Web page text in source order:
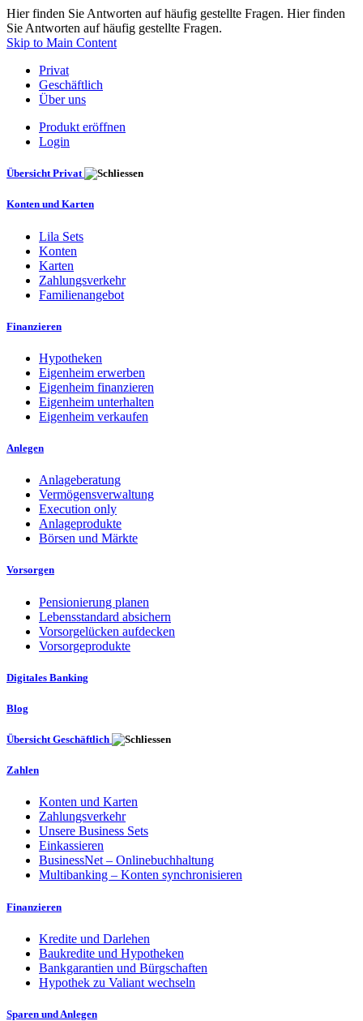
Hier finden Sie Antworten auf häufig gestellte Fragen. Hier finden
Sie Antworten auf häufig gestellte Fragen.
Skip to Main Content
Privat
Geschäftlich
Über uns
Produkt eröffnen
Login
Übersicht Privat
Konten und Karten
Lila Sets
Konten
Karten
Zahlungsverkehr
Familienangebot
Finanzieren
Hypotheken
Eigenheim erwerben
Eigenheim finanzieren
Eigenheim unterhalten
Eigenheim verkaufen
Anlegen
Anlageberatung
Vermögensverwaltung
Execution only
Anlageprodukte
Börsen und Märkte
Vorsorgen
Pensionierung planen
Lebensstandard absichern
Vorsorgelücken aufdecken
Vorsorgeprodukte
Digitales Banking
Blog
Übersicht Geschäftlich
Zahlen
Konten und Karten
Zahlungsverkehr
Unsere Business Sets
Einkassieren
BusinessNet – Onlinebuchhaltung
Multibanking – Konten synchronisieren
Finanzieren
Kredite und Darlehen
Baukredite und Hypotheken
Bankgarantien und Bürgschaften
Hypothek zu Valiant wechseln
Sparen und Anlegen